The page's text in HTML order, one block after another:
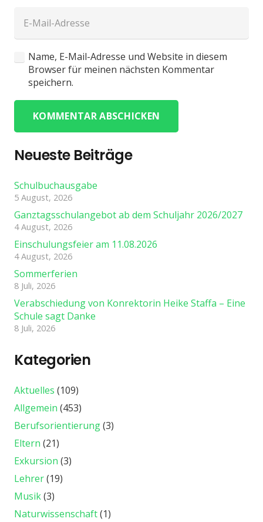
Name, E-Mail-Adresse und Website in diesem
Browser für meinen nächsten Kommentar
speichern.
KOMMENTAR ABSCHICKEN
Neueste Beiträge
Schulbuchausgabe
5 August, 2026
Ganztagsschulangebot ab dem Schuljahr 2026/2027
4 August, 2026
Einschulungsfeier am 11.08.2026
4 August, 2026
Sommerferien
8 Juli, 2026
Verabschiedung von Konrektorin Heike Staffa – Eine
Schule sagt Danke
8 Juli, 2026
Kategorien
Aktuelles (109)
Allgemein (453)
Berufsorientierung(3)
Eltern (21)
Exkursion (3)
Lehrer(19)
Musik(3)
Naturwissenschaft(1)